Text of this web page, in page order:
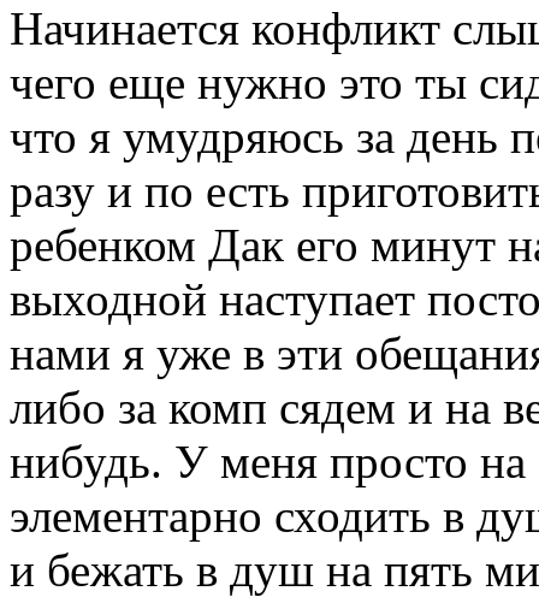
Начинается конфликт
чего еще нужно это ты
что я умудряюсь за день
разу и по есть
ребенком Дак его минут
выходной наступает
нами я уже в эти
либо за комп сядем и на
нибудь. У меня просто на
элементарно сходить в
и бежать в душ на пять